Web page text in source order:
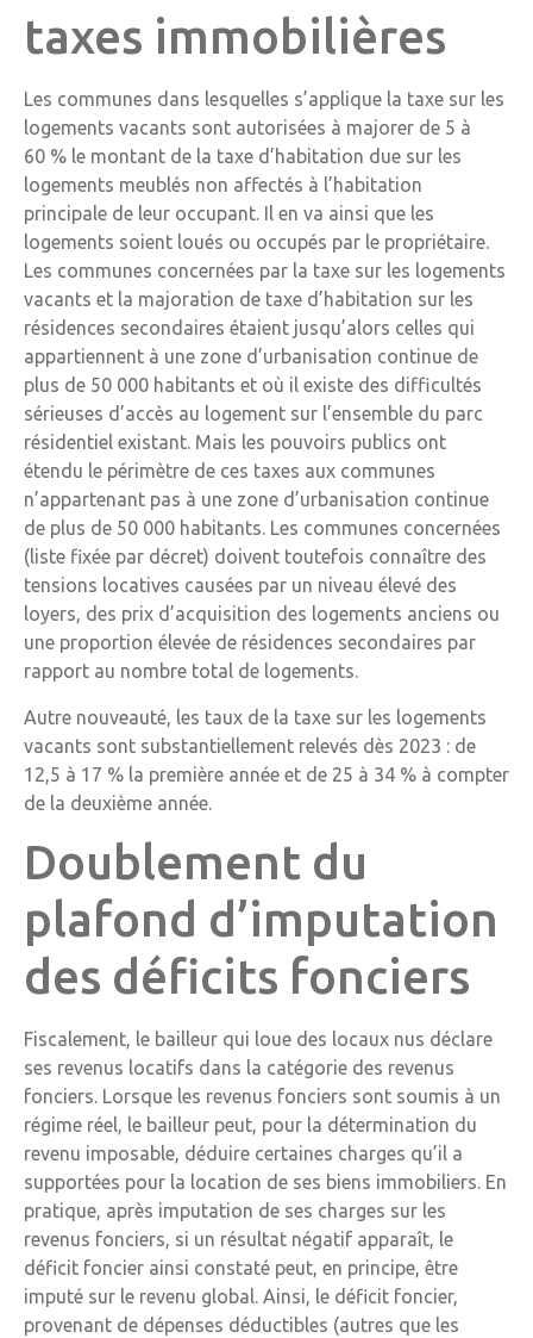
taxes immobilières
Les communes dans lesquelles s’applique la taxe sur les
logements vacants sont autorisées à majorer de 5 à
60 % le montant de la taxe d’habitation due sur les
logements meublés non affectés à l’habitation
principale de leur occupant. Il en va ainsi que les
logements soient loués ou occupés par le propriétaire.
Les communes concernées par la taxe sur les logements
vacants et la majoration de taxe d’habitation sur les
résidences secondaires étaient jusqu’alors celles qui
appartiennent à une zone d’urbanisation continue de
plus de 50 000 habitants et où il existe des difficultés
sérieuses d’accès au logement sur l’ensemble du parc
résidentiel existant. Mais les pouvoirs publics ont
étendu le périmètre de ces taxes aux communes
n’appartenant pas à une zone d’urbanisation continue
de plus de 50 000 habitants. Les communes concernées
(liste fixée par décret) doivent toutefois connaître des
tensions locatives causées par un niveau élevé des
loyers, des prix d’acquisition des logements anciens ou
une proportion élevée de résidences secondaires par
rapport au nombre total de logements.
Autre nouveauté, les taux de la taxe sur les logements
vacants sont substantiellement relevés dès 2023 : de
12,5 à 17 % la première année et de 25 à 34 % à compter
de la deuxième année.
Doublement du
plafond d’imputation
des déficits fonciers
Fiscalement, le bailleur qui loue des locaux nus déclare
ses revenus locatifs dans la catégorie des revenus
fonciers. Lorsque les revenus fonciers sont soumis à un
régime réel, le bailleur peut, pour la détermination du
revenu imposable, déduire certaines charges qu’il a
supportées pour la location de ses biens immobiliers. En
pratique, après imputation de ses charges sur les
revenus fonciers, si un résultat négatif apparaît, le
déficit foncier ainsi constaté peut, en principe, être
imputé sur le revenu global. Ainsi, le déficit foncier,
provenant de dépenses déductibles (autres que les